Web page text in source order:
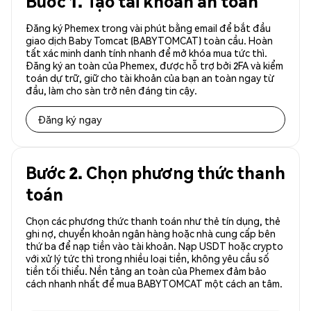
Đăng ký Phemex trong vài phút bằng email để bắt đầu
giao dịch Baby Tomcat (BABYTOMCAT) toàn cầu. Hoàn
tất xác minh danh tính nhanh để mở khóa mua tức thì.
Đăng ký an toàn của Phemex, được hỗ trợ bởi 2FA và kiểm
toán dự trữ, giữ cho tài khoản của bạn an toàn ngay từ
đầu, làm cho sàn trở nên đáng tin cậy.
Đăng ký ngay
Bước 2. Chọn phương thức thanh
toán
Chọn các phương thức thanh toán như thẻ tín dụng, thẻ
ghi nợ, chuyển khoản ngân hàng hoặc nhà cung cấp bên
thứ ba để nạp tiền vào tài khoản. Nạp USDT hoặc crypto
với xử lý tức thì trong nhiều loại tiền, không yêu cầu số
tiền tối thiểu. Nền tảng an toàn của Phemex đảm bảo
cách nhanh nhất để mua BABYTOMCAT một cách an tâm.